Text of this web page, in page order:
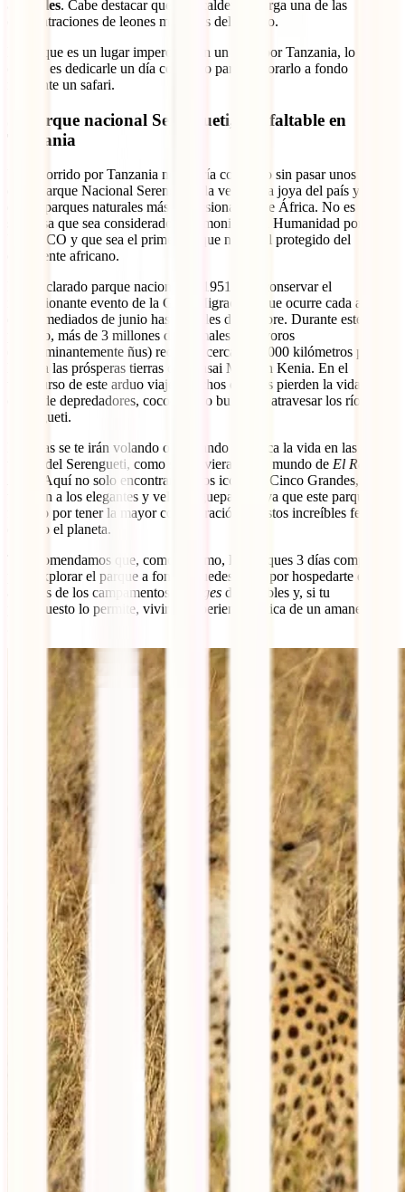
animales. Cabe destacar que esta caldera alberga una de las
concentraciones de leones más altas del mundo.
Dado que es un lugar imperdible en un viaje por Tanzania, lo más
común es dedicarle un día completo para explorarlo a fondo
mediante un safari.
5. Parque nacional Serengueti, el infaltable en
Tanzania
Un recorrido por Tanzania no estaría completo sin pasar unos días
en el Parque Nacional Serengueti, la verdadera joya del país y uno
de los parques naturales más impresionantes de África. No es
sorpresa que sea considerado Patrimonio de la Humanidad por la
UNESCO y que sea el primer parque nacional protegido del
continente africano.
Fue declarado parque nacional en 1951 para conservar el
impresionante evento de la Gran Migración, que ocurre cada año
desde mediados de junio hasta finales de octubre. Durante este
periodo, más de 3 millones de animales herbívoros
(predominantemente ñus) recorren cerca de 3.000 kilómetros para
llegar a las prósperas tierras del Masai Mara en Kenia. En el
transcurso de este arduo viaje, muchos de ellos pierden la vida a
causa de depredadores, cocodrilos o buitres al atravesar los ríos del
Serengueti.
Los días se te irán volando observando de cerca la vida en las vastas
tierras del Serengueti, como si estuvieras en el mundo de El Rey
. Aquí no solo encontrarás a los icónicos Cinco Grandes, sino
también a los elegantes y veloces guepardos, ya que este parque es
famoso por tener la mayor concentración de estos increíbles felinos
en todo el planeta.
Te recomendamos que, como mínimo, le dediques 3 días completos
para explorar el parque a fondo. Puedes optar por hospedarte en
algunos de los campamentos o
lodges disponibles y, si tu
presupuesto lo permite, vivir la experiencia única de un amanecer en